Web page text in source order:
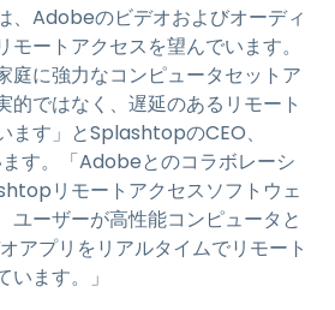
、Adobeのビデオおよびオーディ
ートアクセスを望んでいます。
庭に強力なコンピュータセットア
的ではなく、遅延のあるリモート
ます」とSplashtopのCEO、
す。「Adobeとのコラボレーシ
リモートアクセスソフトウェ
ユーザーが高性能コンピュータと
アプリをリアルタイムでリモート
ます。」